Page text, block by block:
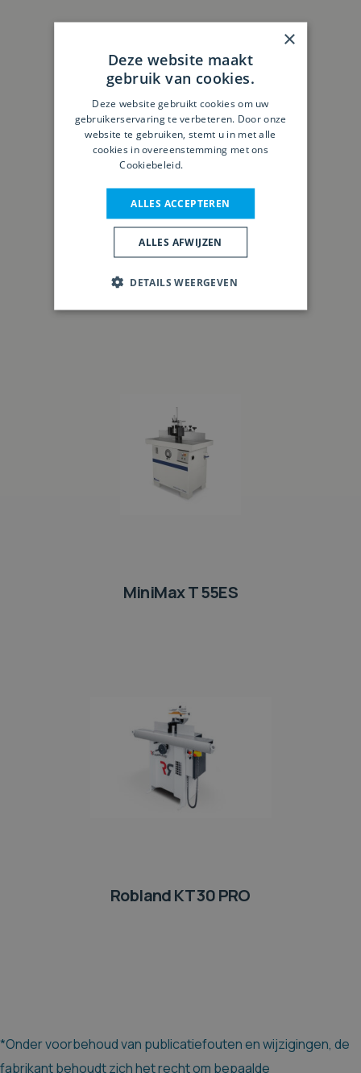
MiniMax T 45C
MiniMax T 55ES
Robland KT 30 PRO
*Onder voorbehoud van publicatiefouten en wijzigingen, de
fabrikant behoudt zich het recht om bepaalde
×
Deze website maakt
gebruik van cookies.
Deze website gebruikt cookies om uw
gebruikerservaring te verbeteren. Door onze
website te gebruiken, stemt u in met alle
cookies in overeenstemming met ons
Cookiebeleid.
ALLES ACCEPTEREN
ALLES AFWIJZEN
DETAILS WEERGEVEN